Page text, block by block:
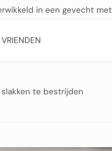
in een gevecht met
VRIENDEN
slakken te bestrijden